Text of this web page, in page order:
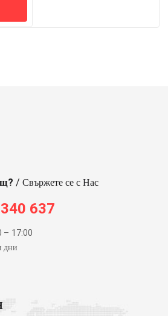
/ Свържете се с Нас
637
– 17:00
дни